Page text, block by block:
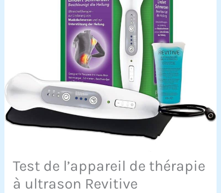
Test de l’appareil de thérapie
à ultrason Revitive